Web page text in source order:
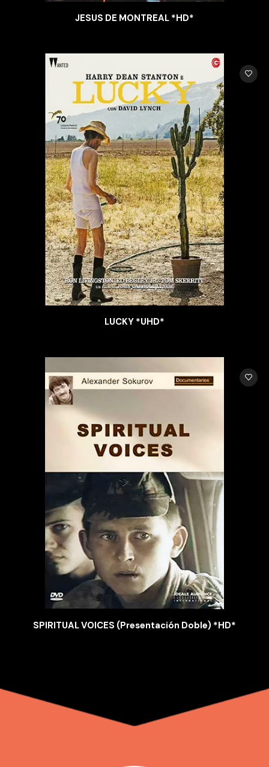
JESUS DE MONTREAL *HD*
LUCKY *UHD*
SPIRITUAL VOICES (Presentación Doble) *HD*